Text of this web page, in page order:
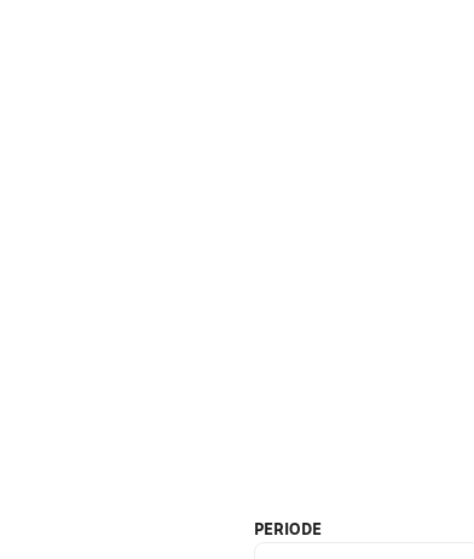
PERIODE